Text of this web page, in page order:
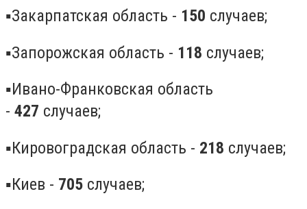
▪️Закарпатская область - 150 случаев;
▪️Запорожская область - 118 случаев;
▪️Ивано-Франковская область
- 427 случаев;
▪️Кировоградская область - 218 случаев;
▪️Киев - 705 случаев;